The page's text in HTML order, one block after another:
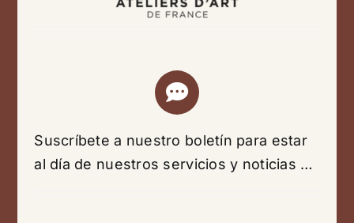
Suscríbete a nuestro boletín para estar
al día de nuestros servicios y noticias …